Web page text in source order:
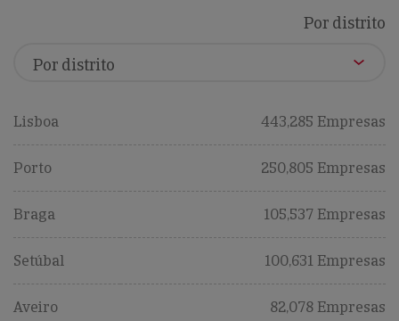
Por distrito
Lisboa 443,285 Empresas
Porto 250,805 Empresas
Braga 105,537 Empresas
Setúbal 100,631 Empresas
Aveiro 82,078 Empresas